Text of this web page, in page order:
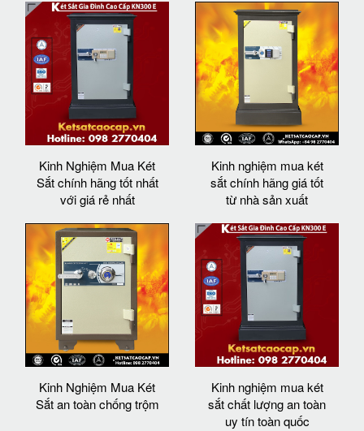
Kinh Nghiệm Mua Két
Sắt chính hãng tốt nhất
với giá rẻ nhất
Kinh nghiệm mua két
sắt chính hãng giá tốt
từ nhà sản xuất
Kinh Nghiệm Mua Két
Sắt an toàn chống trộm
Kinh nghiệm mua két
sắt chất lượng an toàn
uy tín toàn quốc